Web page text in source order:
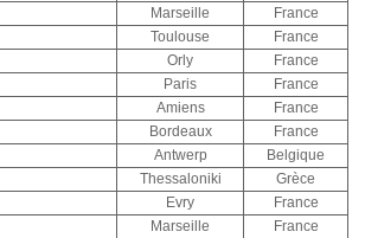
Marseille
France
Toulouse
France
Orly
France
Paris
France
Amiens
France
Bordeaux
France
Antwerp
Belgique
Thessaloniki
Grèce
Evry
France
Marseille France